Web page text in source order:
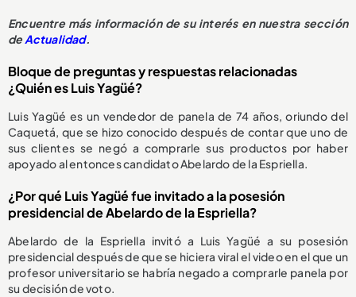
Encuentre más información de su interés en nuestra sección
deActualidad.
Bloque de preguntas y respuestas relacionadas
¿Quién es Luis Yagüé?
Luis Yagüé es un vendedor de panela de 74 años, oriundo del
Caquetá, que se hizo conocido después de contar que uno de
sus clientes se negó a comprarle sus productos por haber
apoyado al entonces candidato Abelardo de la Espriella.
¿Por qué Luis Yagüé fue invitado a la posesión
presidencial de Abelardo de la Espriella?
Abelardo de la Espriella invitó a Luis Yagüé a su posesión
presidencial después de que se hiciera viral el video en el que un
profesor universitario se habría negado a comprarle panela por
su decisión de voto.